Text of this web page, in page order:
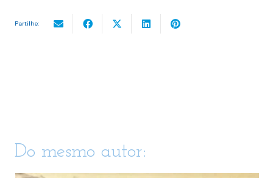
Partilhe:
Do mesmo autor: